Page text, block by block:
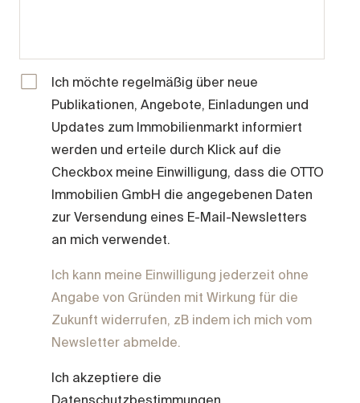
Ich möchte regelmäßig über neue
Publikationen, Angebote, Einladungen und
Updates zum Immobilienmarkt informiert
werden und erteile durch Klick auf die
Checkbox meine Einwilligung, dass die OTTO
Immobilien GmbH die angegebenen Daten
zur Versendung eines E-Mail-Newsletters
an mich verwendet.
Ich kann meine Einwilligung jederzeit ohne
Angabe von Gründen mit Wirkung für die
Zukunft widerrufen, zB indem ich mich vom
Newsletter abmelde.
Ich akzeptiere die